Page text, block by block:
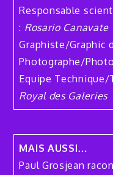
Responsable
: Rosario Canavate
Graphiste/Graphic
Photographe/
Equipe Technique/
Royal des Galeries
MAIS AUSSI…
Paul Grosjean